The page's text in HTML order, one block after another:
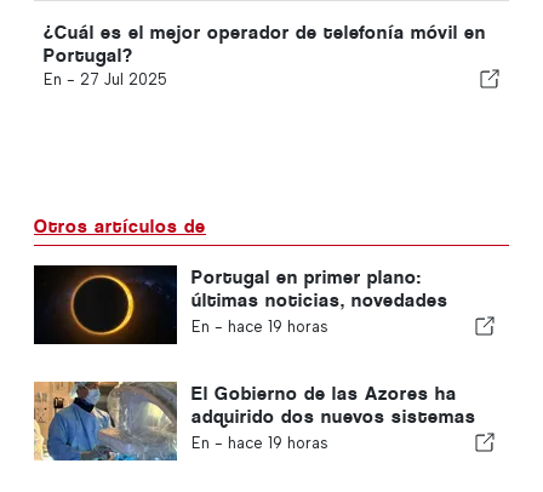
¿Cuál es el mejor operador de telefonía móvil en
Portugal?
En - 27 Jul 2025
Otros artículos de
Portugal en primer plano:
últimas noticias, novedades
sobre viajes y las noticias más
En - hace 19 horas
El Gobierno de las Azores ha
adquirido dos nuevos sistemas
de cirugía robótica
En - hace 19 horas